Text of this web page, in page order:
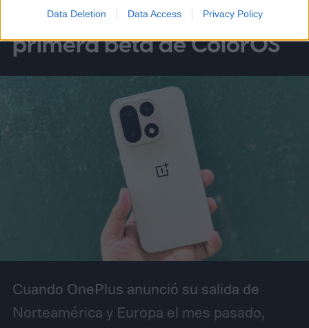
Data Deletion Data Access Privacy Policy
OnePlus anuncia su
primera beta de ColorOS
Cuando OnePlus anunció su salida de
Norteamérica y Europa el mes pasado,